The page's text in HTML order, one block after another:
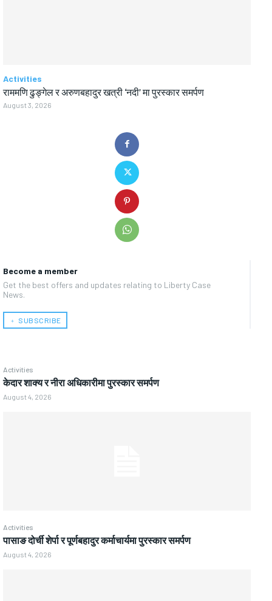
Become a member
Get the best offers and updates relating to Liberty Case
News.
﹢ SUBSCRIBE
Activities
केदार शाक्य र नीरा अधिकारीमा पुरस्कार समर्पण
August 4, 2026
Activities
पासाङ दोर्ची शेर्पा र पूर्णबहादुर कर्माचार्यमा पुरस्कार समर्पण
August 4, 2026
Activities
राममणि ढुङ्गेल र अरुणबहादुर खत्री ‘नदी’ मा पुरस्कार समर्पण
August 3, 2026